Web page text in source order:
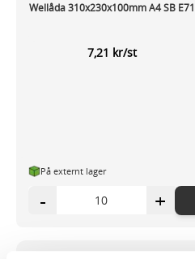
Wellåda 310x230x100mm A4 SB E71
7,21 kr/st
På externt lager
- +